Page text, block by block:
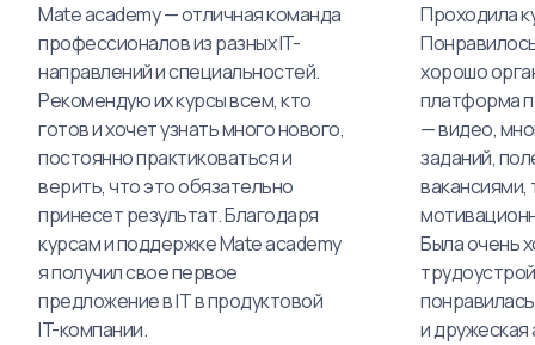
Mate academy — отличная команда
профессионалов из разных IT-
направлений и специальностей.
Рекомендую их курсы всем, кто
готов и хочет узнать много нового,
постоянно практиковаться и
верить, что это обязательно
принесет результат. Благодаря
курсам и поддержке Mate academy
я получил свое первое
предложение в IT в продуктовой
IT-компании.
Проходила
хорошо
платформа
— видео,
заданий,
вакансиями,
Была очень
и